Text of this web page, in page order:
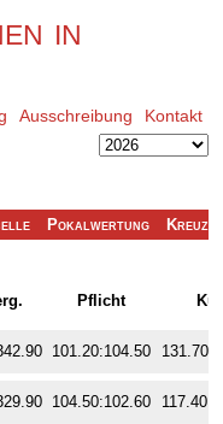
in
Ausschreibung Kontakt
Pokalwertung
Pflicht Kür
101.20:104.50
104.50:102.60